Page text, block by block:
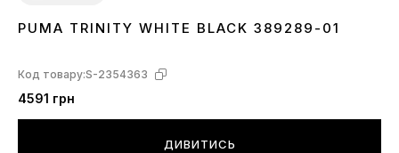
364242.54344 44.545 46
PUMA TRINITY WHITE BLACK 389289-01
Код товару:S-2354363
4591 грн
ДИВИТИСЬ